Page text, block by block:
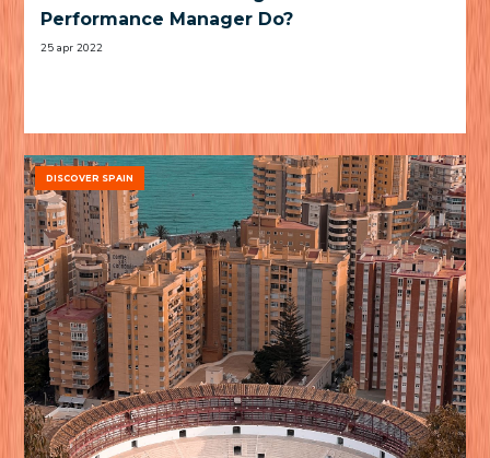
Performance Manager Do?
25 apr 2022
DISCOVER SPAIN